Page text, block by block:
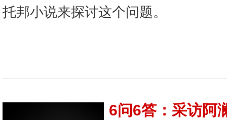
托邦小说来探讨这个问题。
6问6答：采访阿